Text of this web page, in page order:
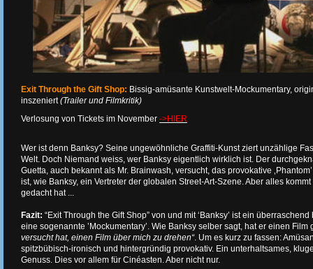
Exit Through the Gift Shop: Bissig-amüsante Kunstwelt-Mockumentary,
inszeniert(Trailer und Filmkritik)
Verlosung von Tickets im November ->HIER
Wer ist denn Banksy? Seine ungewöhnliche Graffiti-Kunst ziert unzählige
Welt. Doch Niemand weiss, wer Banksy eigentlich wirklich ist. Der
Guetta, auch bekannt als Mr. Brainwash, versucht, das provokative
ist, wie Banksy, ein Vertreter der globalen Street-Art-Szene. Aber alles
gedacht hat ...
Fazit: “Exit Through the Gift Shop” von und mit ‘Banksy’ ist ein
eine sogenannte ’Mockumentary’. Wie Banksy selber sagt, hat er einen Film
versucht hat, einen Film über mich zu drehen“. Um es kurz zu fassen:
spitzbübisch-ironisch und hintergründig provokativ. Ein unterhaltsames,
Genuss. Dies vor allem für Cinéasten. Aber nicht nur.